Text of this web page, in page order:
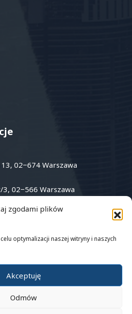
zgodami plików
optymalizacji naszej witryny i naszych
Akceptuję
Odmów
02−674 Warszawa
3, 02−566 Warszawa